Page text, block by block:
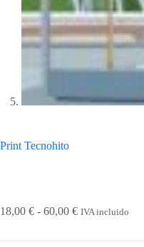
Print Tecnohito
18,00 € - 60,00 €Rango
IVA incluido